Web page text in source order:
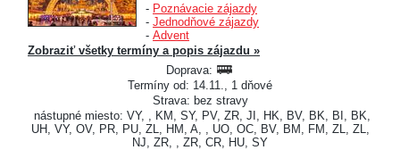
- Poznávacie zájazdy
- Jednodňové zájazdy
- Advent
Zobraziť všetky termíny a popis zájazdu »
Doprava:
Termíny od: 14.11., 1 dňové
Strava: bez stravy
nástupné miesto: VY, , KM, SY, PV, ZR, JI, HK, BV, BK, BI, BK,
UH, VY, OV, PR, PU, ZL, HM, A, , UO, OC, BV, BM, FM, ZL, ZL,
NJ, ZR, , ZR, CR, HU, SY